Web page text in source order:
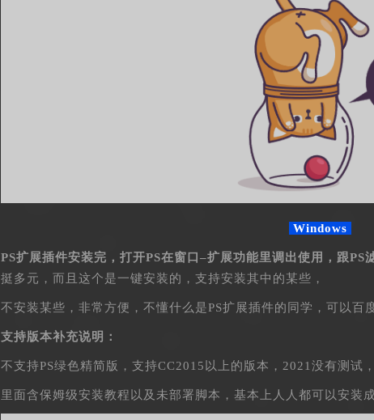
Windows
PS扩展插件安装完，打开PS在窗口–扩展功能里调出使用，跟PS
挺多元，而且这个是一键安装的，支持安装其中的某些，
不安装某些，非常方便，不懂什么是PS扩展插件的同学，可以百
支持版本补充说明：
不支持PS绿色精简版，支持CC2015以上的版本，2021没有测试
里面含保姆级安装教程以及未部署脚本，基本上人人都可以安装成